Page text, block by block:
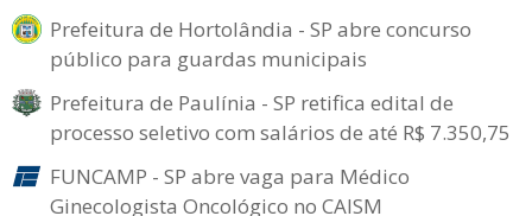
Prefeitura de Hortolândia - SP abre concurso
público para guardas municipais
Prefeitura de Paulínia - SP retifica edital de
processo seletivo com salários de até R$ 7.350,75
FUNCAMP - SP abre vaga para Médico
Ginecologista Oncológico no CAISM